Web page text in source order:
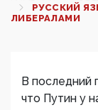
РУССКИЙ
ЛИБЕРАЛАМИ
В последний
что Путин у